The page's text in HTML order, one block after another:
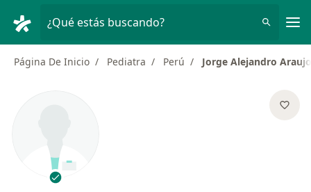
¿Qué estás buscando?
Página De Inicio Pediatra Perú Jorge Alejandro